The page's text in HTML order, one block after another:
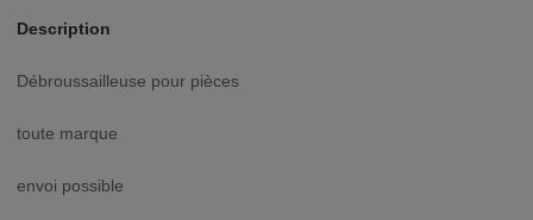
Description
débroussailleuse pour pièces
toute marque
envoi possible